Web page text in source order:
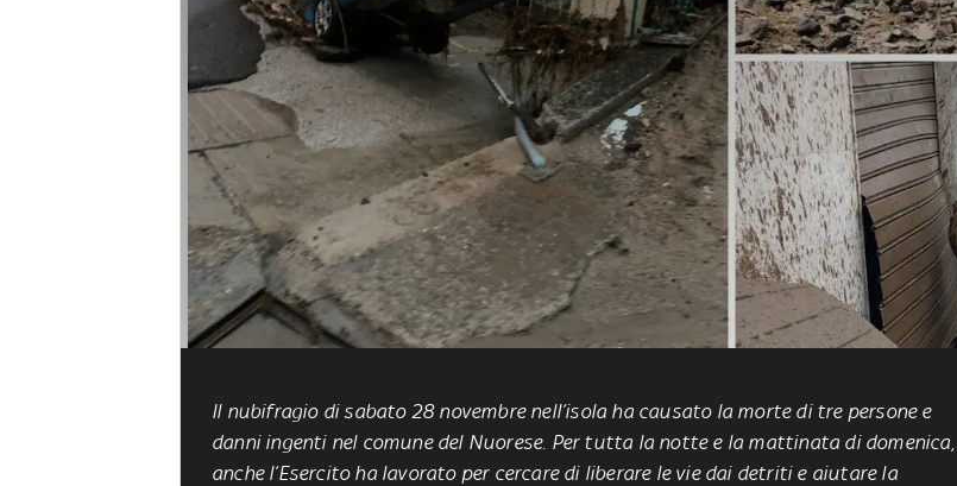
Il nubifragio di sabato 28 novembre nell’isola ha causato la morte di tre persone e
danni ingenti nel comune del Nuorese. Per tutta la notte e la mattinata di domenica,
anche l’Esercito ha lavorato per cercare di liberare le vie dai detriti e aiutare la